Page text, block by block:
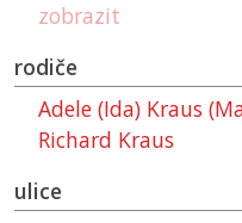
zobrazit
rodiče
Adele (Ida) Kraus
Richard Kraus
ulice